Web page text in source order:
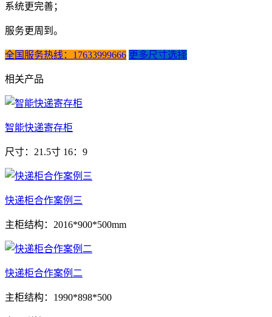
系统更完善；
服务更周到。
全国服务热线：17633999666 更多尺寸选择
相关产品
智能快递寄存柜
尺寸：21.5寸 16：9
快递柜合作案例三
主柜结构：2016*900*500mm
快递柜合作案例二
主柜结构：1990*898*500